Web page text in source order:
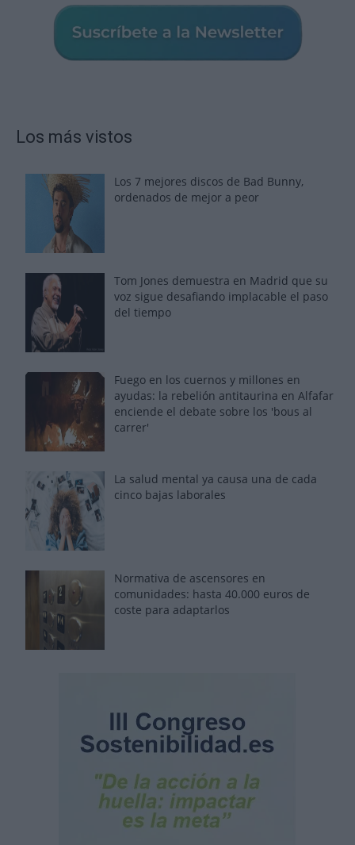
Los más vistos
Los 7 mejores discos de Bad Bunny,
ordenados de mejor a peor
Tom Jones demuestra en Madrid que su
voz sigue desafiando implacable el paso
del tiempo
Fuego en los cuernos y millones en
ayudas: la rebelión antitaurina en Alfafar
enciende el debate sobre los 'bous al
carrer'
La salud mental ya causa una de cada
cinco bajas laborales
Normativa de ascensores en
comunidades: hasta 40.000 euros de
coste para adaptarlos